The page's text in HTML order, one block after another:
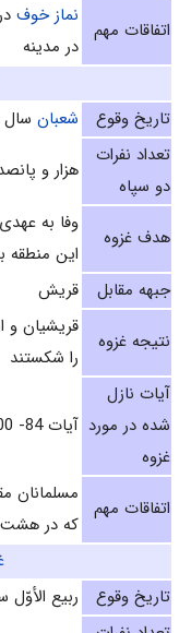
اتفاقات مهم
نماز خوف
در مدينه
تاریخ وقوع
شعبان سال
تعداد نفرات
دو سپاه
هزار و
هدف غزوه
وفا به
این منطقه
جبهه مقابل
قریش
نتیجه غزوه
قریشیان و
را شکستند
آیات نازل
شده در مورد
غزوه
آيات 84- 100 سوره نساء
اتفاقات مهم
مسلمانان
كه در هشت
تاریخ وقوع
ربيع